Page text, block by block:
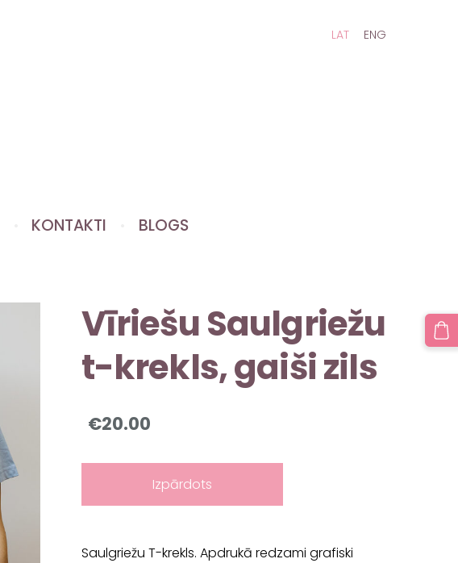
KONTAKTI BLOGS
LAT ENG
Vīriešu Saulgriežu
t-krekls, gaiši zils
€20.00
Izpārdots
Saulgriežu T-krekls. Apdrukā redzami grafiski